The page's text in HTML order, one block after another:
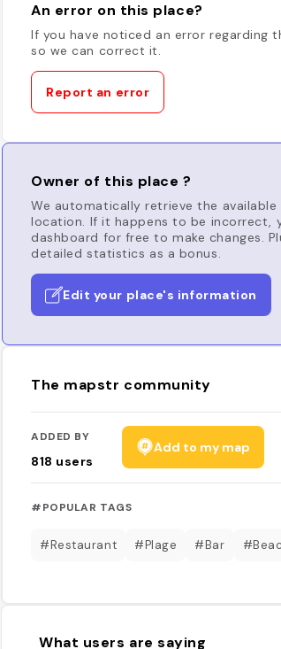
An error on this place?
If you have noticed an error regarding
so we can correct it.
Report an error
Owner of this place ?
We automatically retrieve the
location. If it happens to be incorrect,
dashboard for free to make changes.
detailed statistics as a bonus.
Edit your place's information
The mapstr community
ADDED BY
818 users
Add to my map
#POPULAR TAGS
#Restaurant #Plage #Bar
What users are saying